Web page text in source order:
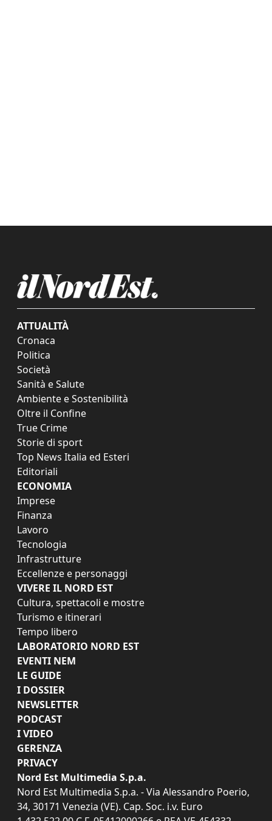
ATTUALITÀ
Cronaca
Politica
Società
Sanità e Salute
Ambiente e Sostenibilità
Oltre il Confine
True Crime
Storie di sport
Top News Italia ed Esteri
Editoriali
ECONOMIA
Imprese
Finanza
Lavoro
Tecnologia
Infrastrutture
Eccellenze e personaggi
VIVERE IL NORD EST
Cultura, spettacoli e mostre
Turismo e itinerari
Tempo libero
LABORATORIO NORD EST
EVENTI NEM
LE GUIDE
I DOSSIER
NEWSLETTER
PODCAST
I VIDEO
GERENZA
PRIVACY
Nord Est Multimedia S.p.a.
Nord Est Multimedia S.p.a. - Via Alessandro Poerio,
34, 30171 Venezia (VE). Cap. Soc. i.v. Euro